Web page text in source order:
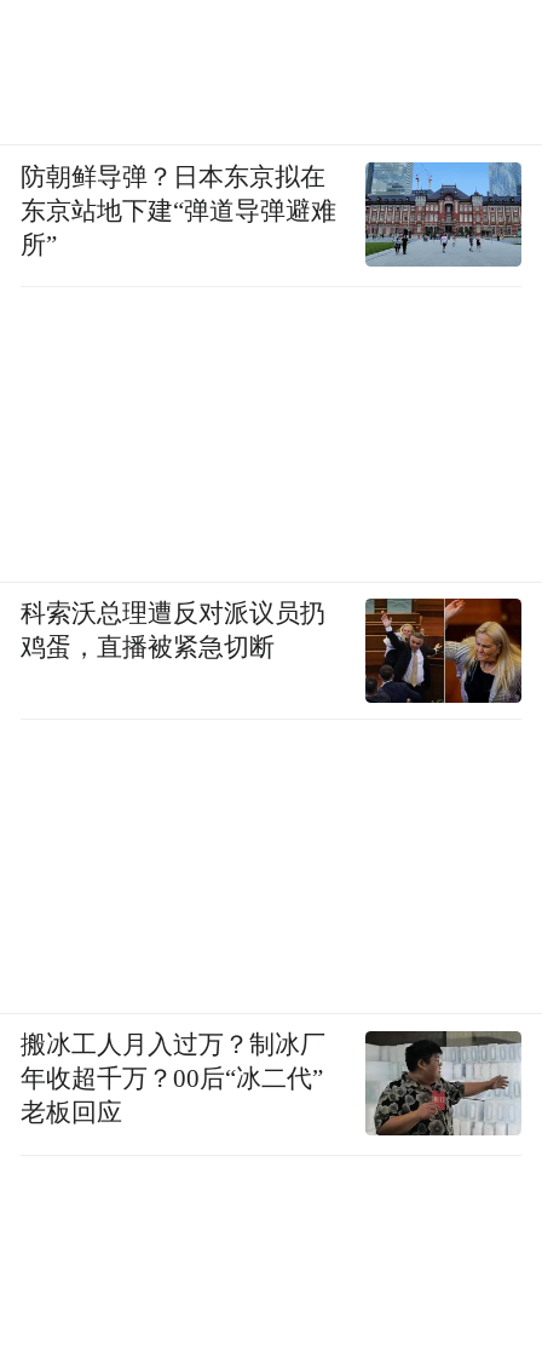
防朝鲜导弹？日本东京拟在
东京站地下建“弹道导弹避难
所”
科索沃总理遭反对派议员扔
鸡蛋，直播被紧急切断
搬冰工人月入过万？制冰厂
年收超千万？00后“冰二代”
老板回应